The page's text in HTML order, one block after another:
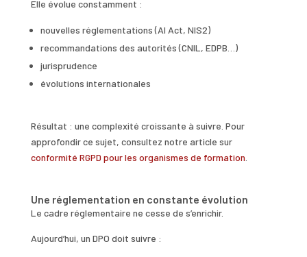
Elle évolue constamment :
nouvelles réglementations (AI Act, NIS2)
recommandations des autorités (CNIL, EDPB…)
jurisprudence
évolutions internationales
Résultat : une complexité croissante à suivre. Pour
approfondir ce sujet, consultez notre article sur
conformité RGPD pour les organismes de formation
Une réglementation en constante évolution
Le cadre réglementaire ne cesse de s’enrichir.
Aujourd’hui, un DPO doit suivre :